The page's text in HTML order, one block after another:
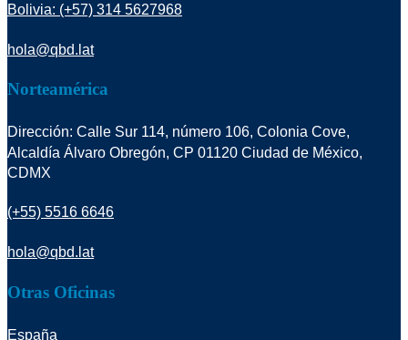
Bolivia: (+57) 314 5627968
hola@qbd.lat
Norteamérica
Dirección: Calle Sur 114, número 106, Colonia Cove,
Alcaldía Álvaro Obregón, CP 01120 Ciudad de México,
CDMX
(+55) 5516 6646
hola@qbd.lat
Otras Oficinas
España